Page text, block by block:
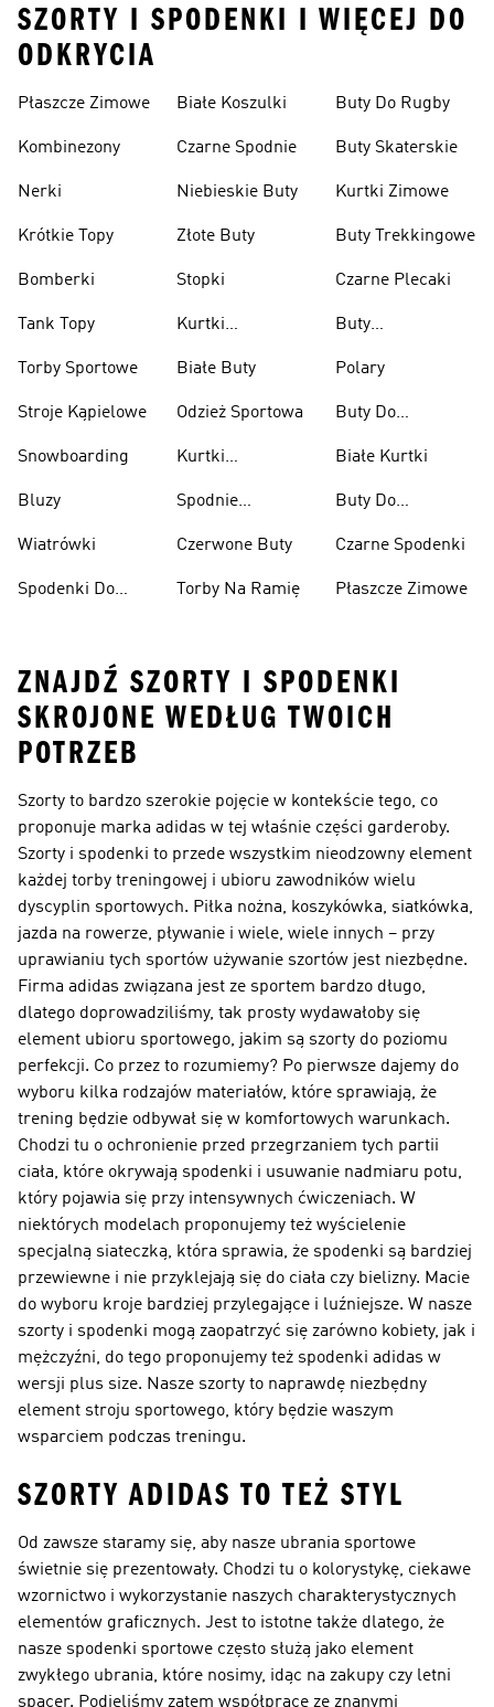
SZORTY I SPODENKI I WIĘCEJ DO
ODKRYCIA
Płaszcze Zimowe
Kombinezony
Nerki
Krótkie Topy
Bomberki
Tank Topy
Torby Sportowe
Stroje Kąpielowe
Snowboarding
Bluzy
Wiatrówki
Spodenki Do
Białe Koszulki
Czarne Spodnie
Niebieskie Buty
Złote Buty
Stopki
Kurtki
Białe Buty
Odzież Sportowa
Kurtki
Spodnie
Czerwone Buty
Torby Na Ramię
Buty Do Rugby
Buty Skaterskie
Kurtki Zimowe
Buty Trekkingowe
Czarne Plecaki
Buty
Polary
Buty Do
Ciężarów
Białe Kurtki
Buty Do
Czarne Spodenki
Płaszcze Zimowe
ZNAJDŹ SZORTY I SPODENKI
SKROJONE WEDŁUG TWOICH
POTRZEB
Szorty to bardzo szerokie pojęcie w kontekście tego, co
proponuje marka adidas w tej właśnie części garderoby.
Szorty i spodenki to przede wszystkim nieodzowny element
każdej torby treningowej i ubioru zawodników wielu
dyscyplin sportowych. Piłka nożna, koszykówka, siatkówka,
jazda na rowerze, pływanie i wiele, wiele innych – przy
uprawianiu tych sportów używanie szortów jest niezbędne.
Firma adidas związana jest ze sportem bardzo długo,
dlatego doprowadziliśmy, tak prosty wydawałoby się
element ubioru sportowego, jakim są szorty do poziomu
perfekcji. Co przez to rozumiemy? Po pierwsze dajemy do
wyboru kilka rodzajów materiałów, które sprawiają, że
trening będzie odbywał się w komfortowych warunkach.
Chodzi tu o ochronienie przed przegrzaniem tych partii
ciała, które okrywają spodenki i usuwanie nadmiaru potu,
który pojawia się przy intensywnych ćwiczeniach. W
niektórych modelach proponujemy też wyścielenie
specjalną siateczką, która sprawia, że spodenki są bardziej
przewiewne i nie przyklejają się do ciała czy bielizny. Macie
do wyboru kroje bardziej przylegające i luźniejsze. W nasze
szorty i spodenki mogą zaopatrzyć się zarówno kobiety, jak i
mężczyźni, do tego proponujemy też spodenki adidas w
wersji plus size. Nasze szorty to naprawdę niezbędny
element stroju sportowego, który będzie waszym
wsparciem podczas treningu.
SZORTY ADIDAS TO TEŻ STYL
Od zawsze staramy się, aby nasze ubrania sportowe
świetnie się prezentowały. Chodzi tu o kolorystykę, ciekawe
wzornictwo i wykorzystanie naszych charakterystycznych
elementów graficznych. Jest to istotne także dlatego, że
nasze spodenki sportowe często służą jako element
zwykłego ubrania, które nosimy, idąc na zakupy czy letni
spacer. Podjęliśmy zatem współpracę ze znanymi